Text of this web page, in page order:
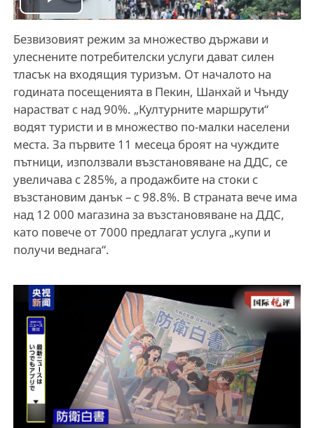
P
l
a
y
V
i
d
e
Безвизовият режим за множество държави и
улеснените потребителски услуги дават силен
тласък на входящия туризъм. От началото на
годината посещенията в Пекин, Шанхай и Чънду
нарастват с над 90%. „Културните маршрути“
водят туристи и в множество по-малки населени
места. За първите 11 месеца броят на чуждите
пътници, използвали възстановяване на ДДС, се
увеличава с 285%, а продажбите на стоки с
възстановим данък – с 98.8%. В страната вече има
над 12 000 магазина за възстановяване на ДДС,
като повече от 7000 предлагат услуга „купи и
получи веднага“.